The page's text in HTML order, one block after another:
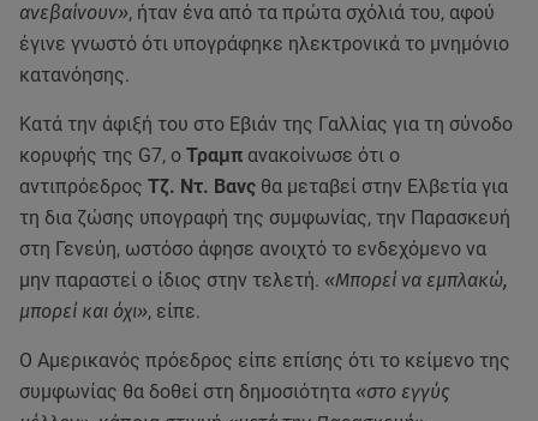
ανεβαίνουν», ήταν ένα από τα πρώτα σχόλιά του, αφού
έγινε γνωστό ότι υπογράφηκε ηλεκτρονικά το μνημόνιο
κατανόησης.
Κατά την άφιξή του στο Εβιάν της Γαλλίας για τη σύνοδο
κορυφής της G7, ο Τραμπ ανακοίνωσε ότι ο
αντιπρόεδρος Τζ. Ντ. Βανς θα μεταβεί στην Ελβετία για
τη δια ζώσης υπογραφή της συμφωνίας, την Παρασκευή
στη Γενεύη, ωστόσο άφησε ανοιχτό το ενδεχόμενο να
μην παραστεί ο ίδιος στην τελετή. «Μπορεί να εμπλακώ,
μπορεί και όχι», είπε.
Ο Αμερικανός πρόεδρος είπε επίσης ότι το κείμενο της
συμφωνίας θα δοθεί στη δημοσιότητα «στο εγγύς